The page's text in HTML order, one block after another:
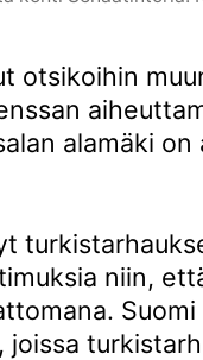
otsikoihin
alamäki on
niin,
Suomi